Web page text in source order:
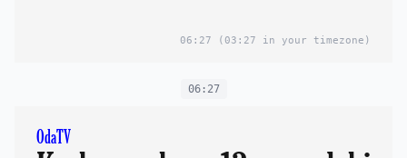
06:27 (03:27 in your timezone)
06:27
OdaTV